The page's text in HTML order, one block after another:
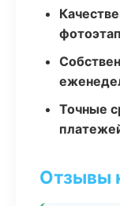
Точные
Отзывы